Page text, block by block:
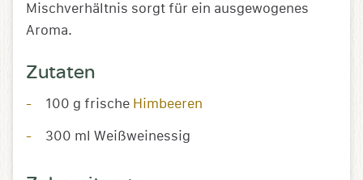
Mischverhältnis sorgt für ein ausgewogenes
Aroma.
Zutaten
100 g frische Himbeeren
300 ml Weißweinessig